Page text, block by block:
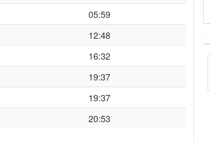
05:59
12:48
16:32
19:37
19:37
20:53